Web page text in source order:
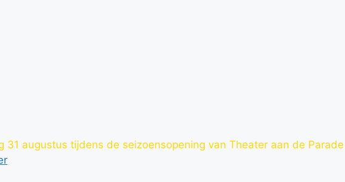
augustus tijdens de seizoensopening van Theater aan de Parade